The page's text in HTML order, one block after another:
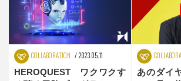
COLLABORATION 2023.05.11
HEROQUEST ワクワクす
あのダイ